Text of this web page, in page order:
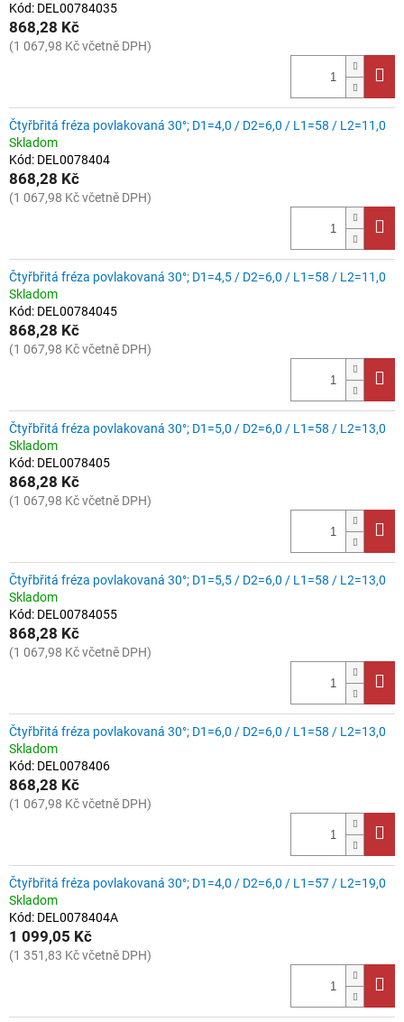
Kód: DEL00784035
868,28 Kč
(1 067,98 Kč včetně DPH)
Čtyřbřitá fréza povlakovaná 30°; D1=4,0 / D2=6,0 / L1=58 / L2=11,0
Skladom
Kód: DEL0078404
868,28 Kč
(1 067,98 Kč včetně DPH)
Čtyřbřitá fréza povlakovaná 30°; D1=4,5 / D2=6,0 / L1=58 / L2=11,0
Skladom
Kód: DEL00784045
868,28 Kč
(1 067,98 Kč včetně DPH)
Čtyřbřitá fréza povlakovaná 30°; D1=5,0 / D2=6,0 / L1=58 / L2=13,0
Skladom
Kód: DEL0078405
868,28 Kč
(1 067,98 Kč včetně DPH)
Čtyřbřitá fréza povlakovaná 30°; D1=5,5 / D2=6,0 / L1=58 / L2=13,0
Skladom
Kód: DEL00784055
868,28 Kč
(1 067,98 Kč včetně DPH)
Čtyřbřitá fréza povlakovaná 30°; D1=6,0 / D2=6,0 / L1=58 / L2=13,0
Skladom
Kód: DEL0078406
868,28 Kč
(1 067,98 Kč včetně DPH)
Čtyřbřitá fréza povlakovaná 30°; D1=4,0 / D2=6,0 / L1=57 / L2=19,0
Skladom
Kód: DEL0078404A
1 099,05 Kč
(1 351,83 Kč včetně DPH)